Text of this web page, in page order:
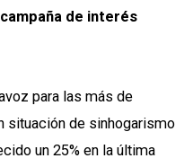
de interés
para las más de
situación de sinhogarismo
un 25% en la última